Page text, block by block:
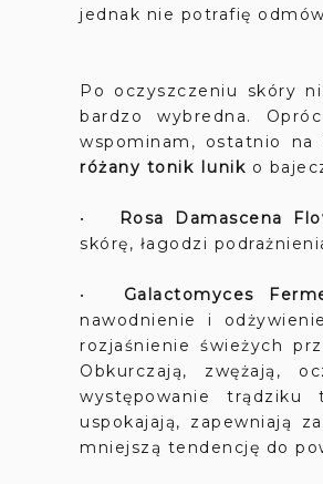
jednak nie potrafię
Po oczyszczeniu skóry
bardzo wybredna.
wspominam, ostatnio
różany tonik Iunik o
• Rosa Damascena
skórę, łagodzi
• Galactomyces
nawodnienie i
rozjaśnienie świeżych
Obkurczają, zwężają,
występowanie trądziku
uspokajają, zapewniają
mniejszą tendencję do